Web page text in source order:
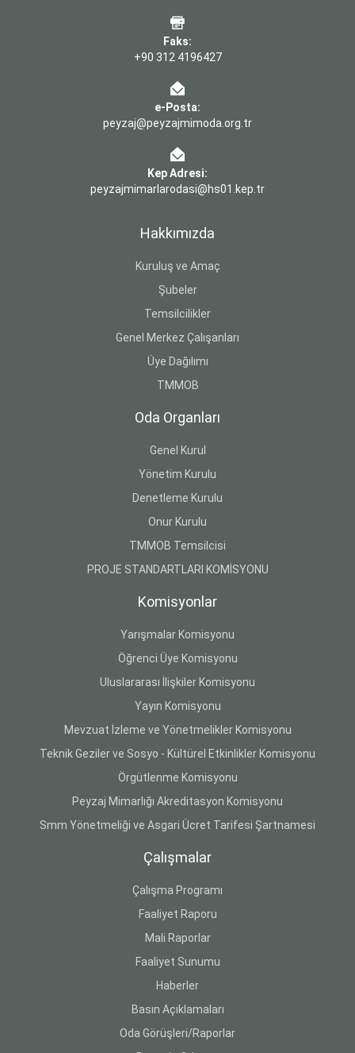
Faks:
+90 312 4196427
e-Posta:
peyzaj@peyzajmimoda.org.tr
Kep Adresi:
peyzajmimarlarodasi@hs01.kep.tr
Hakkımızda
Kuruluş ve Amaç
Şubeler
Temsilcilikler
Genel Merkez Çalışanları
Üye Dağılımı
TMMOB
Oda Organları
Genel Kurul
Yönetim Kurulu
Denetleme Kurulu
Onur Kurulu
TMMOB Temsilcisi
PROJE STANDARTLARI KOMİSYONU
Komisyonlar
Yarışmalar Komisyonu
Öğrenci Üye Komisyonu
Uluslararası İlişkiler Komisyonu
Yayın Komisyonu
Mevzuat İzleme ve Yönetmelikler Komisyonu
Teknik Geziler ve Sosyo - Kültürel Etkinlikler Komisyonu
Örgütlenme Komisyonu
Peyzaj Mimarlığı Akreditasyon Komisyonu
Smm Yönetmeliği ve Asgari Ücret Tarifesi Şartnamesi
Çalışmalar
Çalışma Programı
Faaliyet Raporu
Mali Raporlar
Faaliyet Sunumu
Haberler
Basın Açıklamaları
Oda Görüşleri/Raporlar